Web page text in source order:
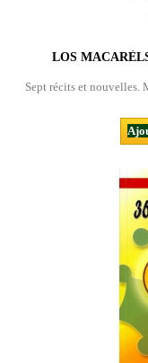
LOS
Sept récits et nouvelles.